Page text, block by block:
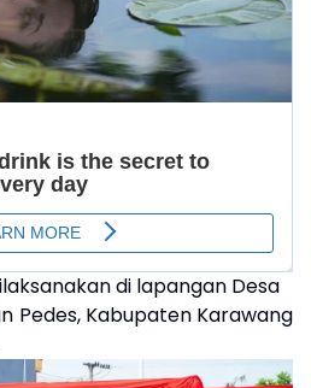
di lapangan Desa
Pedes, Kabupaten Karawang